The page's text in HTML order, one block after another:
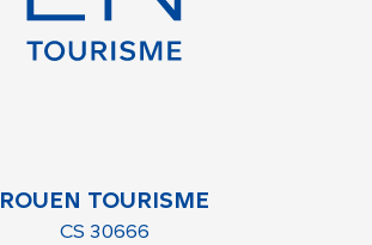
ROUEN TOURISME
CS 30666